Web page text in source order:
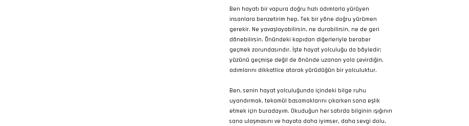
Ben hayatı bir vapura doğru hızlı adımlarla yürüyen
insanlara benzetirim hep. Tek bir yöne doğru yürümen
gerekir. Ne yavaşlayabilirsin, ne durabilirsin, ne de geri
dönebilirsin. Önündeki kapıdan diğerleriyle beraber
geçmek zorundasındır. İşte hayat yolculuğu da böyledir;
yüzünü geçmişe değil de önünde uzanan yola çevirdiğin,
adımlarını dikkatlice atarak yürüdüğün bir yolculuktur.
Ben, senin hayat yolculuğunda içindeki bilge ruhu
uyandırmak, tekamül basamaklarını çıkarken sana eşlik
etmek için buradayım. Okuduğun her satırda bilginin ışığının
sana ulaşmasını ve hayata daha iyimser, daha sevgi dolu,